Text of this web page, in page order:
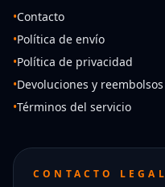
•Contacto
•Política de envío
•Política de privacidad
•Devoluciones y reembolsos
•Términos del servicio
CONTACTO LEGAL